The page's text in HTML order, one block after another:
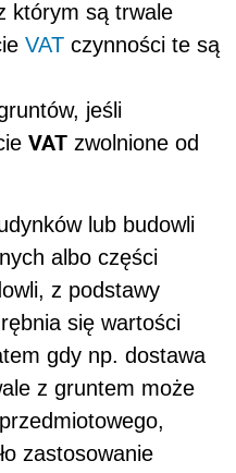
którym są trwale
VAT czynności te są
jeśli
VAT zwolnione od
lub budowli
albo części
z podstawy
się wartości
gdy np. dostawa
z gruntem może
zastosowanie